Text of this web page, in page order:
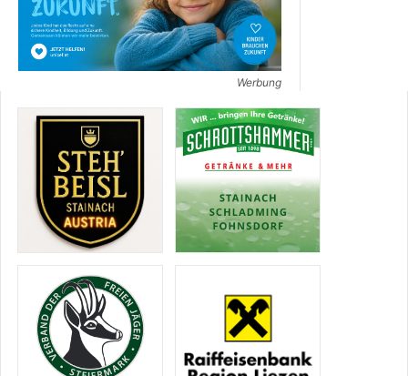
Werbung